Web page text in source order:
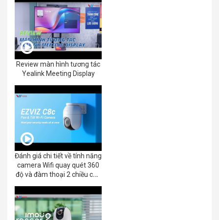
Review màn hình tương tác
Yealink Meeting Display
Đánh giá chi tiết về tính năng
camera Wifi quay quét 360
độ và đàm thoại 2 chiều của